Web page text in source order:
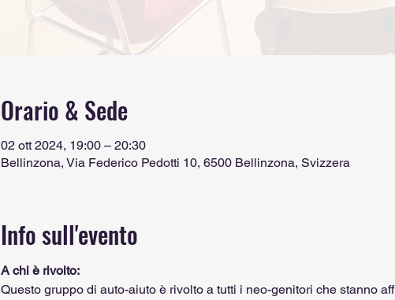
Orario & Sede
02 ott 2024, 19:00 – 20:30
Bellinzona, Via Federico Pedotti 10, 6500 Bellinzona, Svizzera
Info sull'evento
A chi è rivolto:
Questo gruppo di auto-aiuto è rivolto a tutti i neo-genitori che stanno